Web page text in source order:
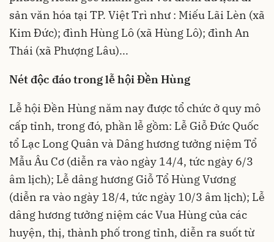
sản văn hóa tại TP. Việt Trì như : Miếu Lãi Lèn (xã
Kim Ðức); đình Hùng Lô (xã Hùng Lô); đình An
Thái (xã Phượng Lâu)...
Nét độc đáo trong lễ hội Đền Hùng
Lễ hội Đền Hùng năm nay được tổ chức ở quy mô
cấp tỉnh, trong đó, phần lễ gồm: Lễ Giỗ Đức Quốc
tổ Lạc Long Quân và Dâng hương tưởng niệm Tổ
Mẫu Âu Cơ (diễn ra vào ngày 14/4, tức ngày 6/3
âm lịch); Lễ dâng hương Giỗ Tổ Hùng Vương
(diễn ra vào ngày 18/4, tức ngày 10/3 âm lịch); Lễ
dâng hương tưởng niệm các Vua Hùng của các
huyện, thị, thành phố trong tỉnh, diễn ra suốt từ